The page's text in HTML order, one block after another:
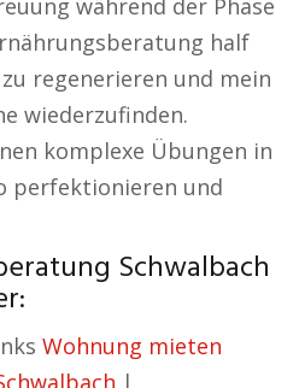
während der Phase
half
regenerieren und mein
wiederzufinden.
komplexe Übungen in
perfektionieren und
Schwalbach
Wohnung mieten
|